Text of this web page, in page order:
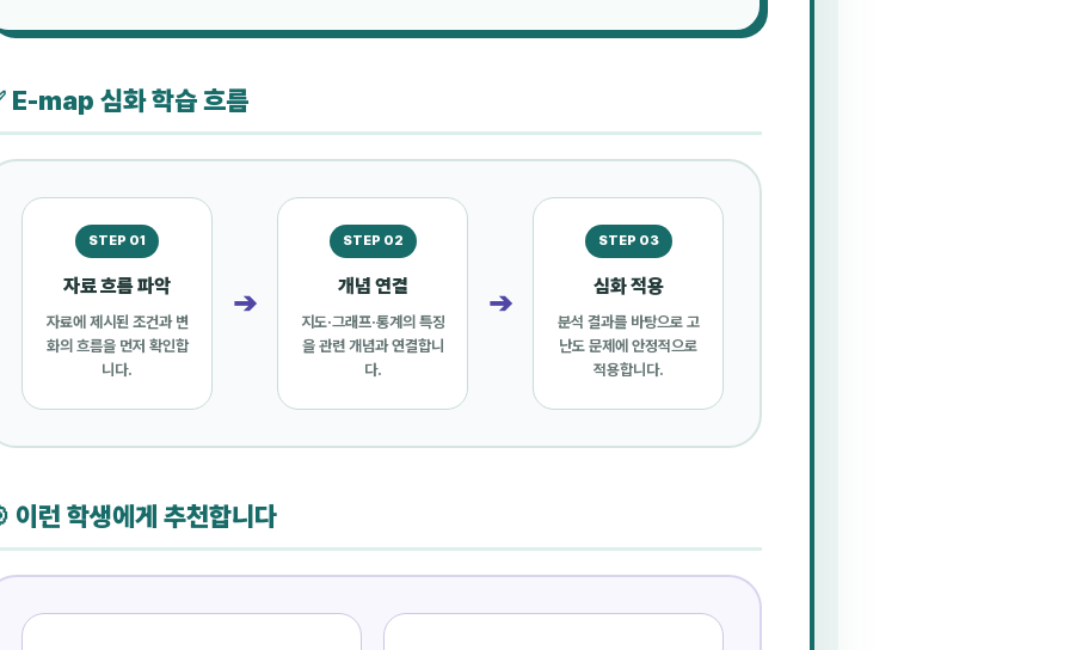
E-map 심화 학습 흐름
STEP 01
자료 흐름 파악
자료에 제시된 조건과 변
화의 흐름을 먼저 확인합
니다.
➔
STEP 02
개념 연결
지도·그래프·통계의 특징
을 관련 개념과 연결합니
다.
➔
STEP 03
심화 적용
분석 결과를 바탕으로 고
난도 문제에 안정적으로
적용합니다.
이런 학생에게 추천합니다